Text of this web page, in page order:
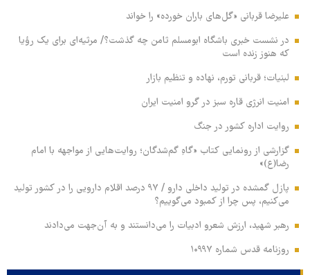
علیرضا قربانی «گل‌های باران خورده» را خواند
در نشست خبری باشگاه ابومسلم ثامن چه گذشت؟/ مرثیه‌ای برای یک رؤیا
که هنوز زنده است
لبنیات؛ قربانی تورم، نهاده و تنظیم بازار
امنیت انرژی قاره سبز در گرو امنیت ایران
روایت اداره کشور در جنگ
گزارشی از رونمایی کتاب «گاهِ گم‌شدگان؛ روایت‌هایی از مواجهه با امام
رضا(ع)»
پازل گمشده در تولید داخلی دارو / ۹۷ درصد اقلام دارویی را در کشور تولید
می‌کنیم، پس چرا از کمبود می‌گوییم؟
رهبر شهید، ارزش شعرو ادبیات را می‌دانستند و به آن‌جهت می‌دادند
روزنامه قدس شماره ۱۰۹۹۷